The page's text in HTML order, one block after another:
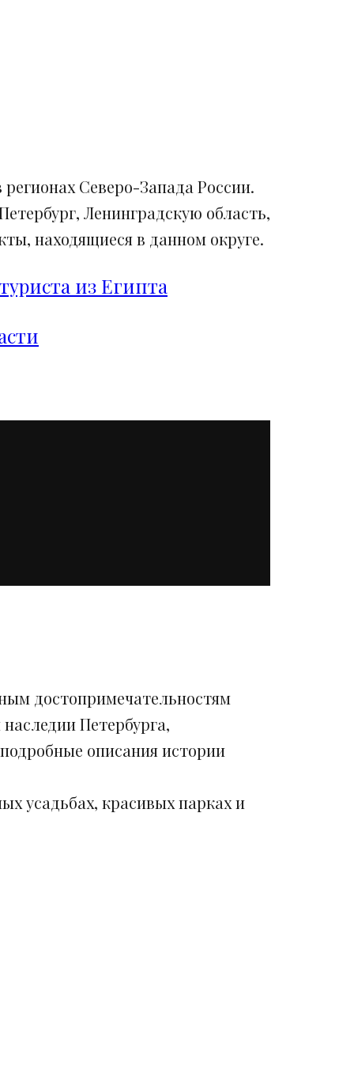
Северо-Запада России.
Ленинградскую область,
находящиеся в данном округе.
из Египта
достопримечательностям
Петербурга,
описания истории
усадьбах, красивых парках и